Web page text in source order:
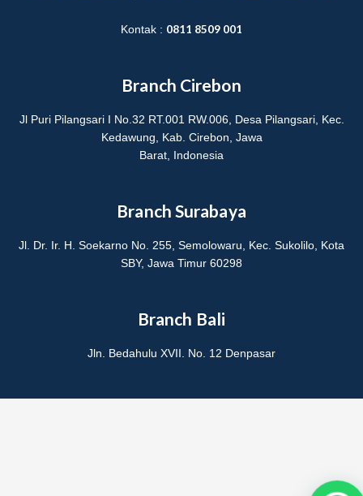
Kontak : 0811 8509 001
Branch Cirebon
Jl Puri Pilangsari I No.32 RT.001 RW.006, Desa Pilangsari, Kec.
Kedawung, Kab. Cirebon, Jawa
Barat, Indonesia
Branch Surabaya
Jl. Dr. Ir. H. Soekarno No. 255, Semolowaru, Kec. Sukolilo, Kota
SBY, Jawa Timur 60298
Branch Bali
Jln. Bedahulu XVII. No. 12 Denpasar